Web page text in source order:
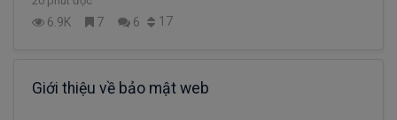
6.9K 7 6 17
Giới thiệu về bảo mật web